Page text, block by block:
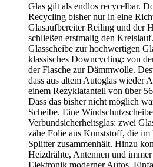
Glas gilt als endlos recycelbar.
Recycling bisher nur in eine
Glasaufbereiter Reiling und der
schließen erstmalig den
Glasscheibe zur hochwertigen
klassisches Downcycling: von
der Flasche zur Dämmwolle.
dass aus altem Autoglas wieder
einem Rezyklatanteil von über
Dass das bisher nicht möglich
Scheibe. Eine
Verbundsicherheitsglas: zwei
zähe Folie aus Kunststoff, die
Splitter zusammenhält. Hinzu
Heizdrähte, Antennen und
Elektronik moderner Autos.